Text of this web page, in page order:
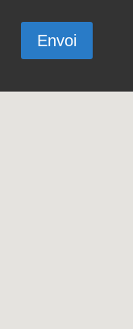
Envoi